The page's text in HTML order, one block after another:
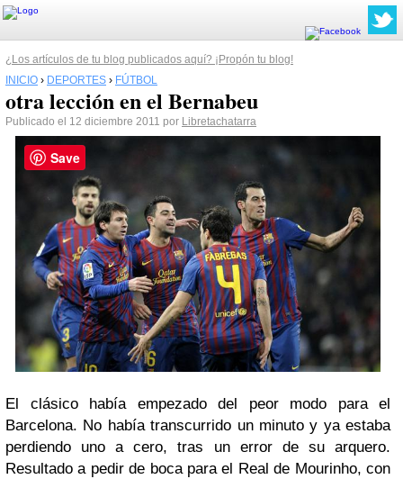
¿Los artículos de tu blog publicados aquí? ¡Propón tu blog!
INICIO › DEPORTES › FÚTBOL
otra lección en el Bernabeu
Publicado el 12 diciembre 2011 por Libretachatarra
El clásico había empezado del peor modo para el
Barcelona. No había transcurrido un minuto y ya estaba
perdiendo uno a cero, tras un error de su arquero.
Resultado a pedir de boca para el Real de Mourinho, con
Save